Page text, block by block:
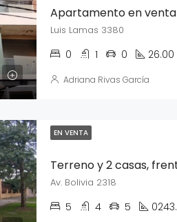
Apartamento en
Luis Lamas 3380
0 1 0 26.00
Adriana Rivas García
EN VENTA
Av. Bolivia 2318
5 4 5